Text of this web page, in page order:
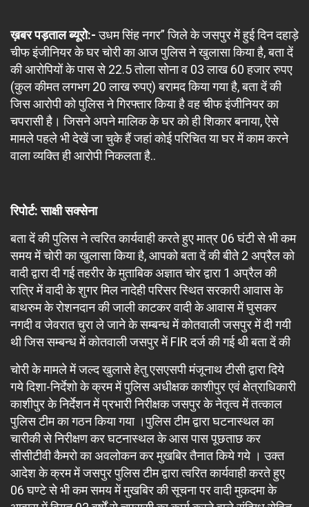
ख़बर पड़ताल ब्यूरो:-उधम सिंह नगर” जिले के जसपुर में हुई दिन दहाड़े
चीफ इंजीनियर के घर चोरी का आज पुलिस ने खुलासा किया है, बता दें
की आरोपियों के पास से 22.5 तोला सोना व 03 लाख 60 हजार रुपए
(कुल कीमत लगभग 20 लाख रुपए) बरामद किया गया है, बता दें की
जिस आरोपी को पुलिस ने गिरफ्तार किया है वह चीफ इंजीनियर का
चपरासी है। जिसने अपने मालिक के घर को ही शिकार बनाया, ऐसे
मामले पहले भी देखें जा चुके हैं जहां कोई परिचित या घर में काम करने
वाला व्यक्ति ही आरोपी निकलता है..
रिपोर्ट: साक्षी सक्सेना
बता दें की पुलिस ने त्वरित कार्यवाही करते हुए मात्र 06 घंटी से भी कम
समय में चोरी का खुलासा किया है, आपको बता दें की बीते 2 अप्रैल को
वादी द्वारा दी गई तहरीर के मुताबिक अज्ञात चोर द्वारा 1 अप्रैल की
रात्रि में वादी के शुगर मिल नादेही परिसर स्थित सरकारी आवास के
बाथरुम के रोशनदान की जाली काटकर वादी के आवास में घुसकर
नगदी व जेवरात चुरा ले जाने के सम्बन्ध में कोतवाली जसपुर में दी गयी
थी जिस सम्बन्ध में कोतवाली जसपुर में FIR दर्ज की गई थी बता दें की
चोरी के मामले में जल्द खुलासे हेतु एसएसपी मंजूनाथ टीसी द्वारा दिये
गये दिशा-निर्देशो के क्रम में पुलिस अधीक्षक काशीपुर एवं क्षेत्राधिकारी
काशीपुर के निर्देशन में प्रभारी निरीक्षक जसपुर के नेतृत्व में तत्काल
पुलिस टीम का गठन किया गया ।पुलिस टीम द्वारा घटनास्थल का
चारीकी से निरीक्षण कर घटनास्थल के आस पास पूछताछ कर
सीसीटीवी कैमरो का अवलोकन कर मुखबिर तैनात किये गये । उक्त
आदेश के क्रम में जसपुर पुलिस टीम द्वारा त्वरित कार्यवाही करते हुए
06 घण्टे से भी कम समय में मुखबिर की सूचना पर वादी मुकदमा के